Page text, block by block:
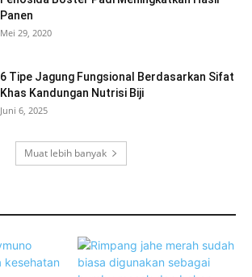
Panen
Mei 29, 2020
6 Tipe Jagung Fungsional Berdasarkan Sifat
Khas Kandungan Nutrisi Biji
Juni 6, 2025
Muat lebih banyak